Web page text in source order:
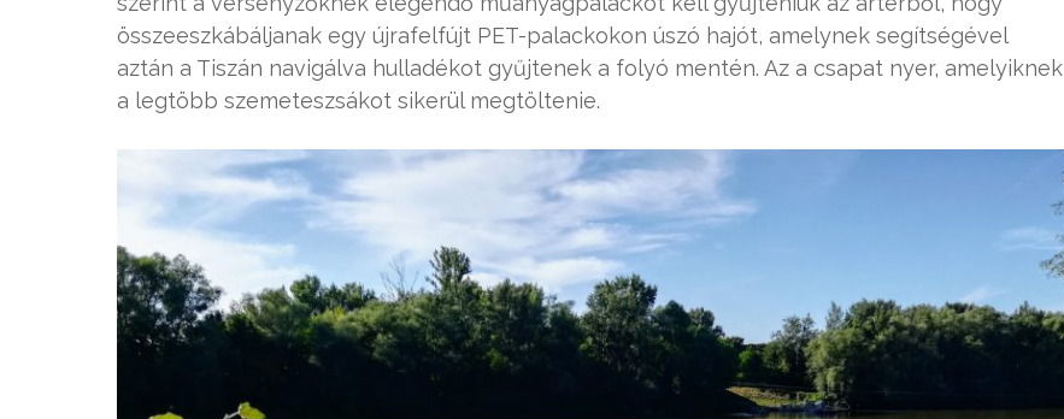
összeeszkábáljanak egy újrafelfújt PET-palackokon úszó hajót, amelynek segítségével
aztán a Tiszán navigálva hulladékot gyűjtenek a folyó mentén. Az a csapat nyer, amelyiknek
a legtöbb szemeteszsákot sikerül megtöltenie.